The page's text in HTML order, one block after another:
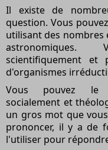
Il existe de
question. Vous
utilisant des
scientifiquement et
d'organismes
Vous pouvez le
socialement et
un gros mot que
prononcer, il y a de
l'utiliser pour